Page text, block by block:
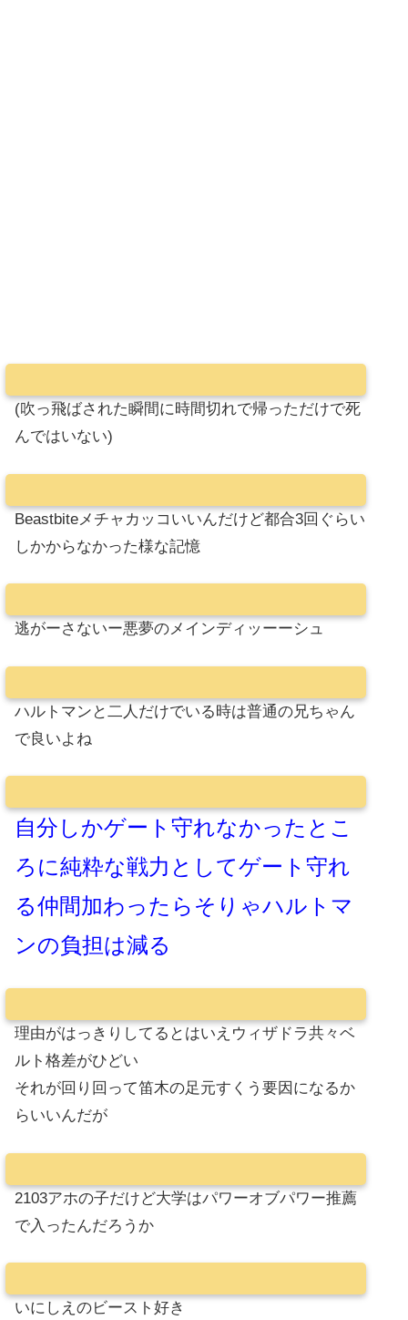
(吹っ飛ばされた瞬間に時間切れで帰っただけで死
んではいない)
Beastbiteメチャカッコいいんだけど都合3回ぐらい
しかからなかった様な記憶
逃がーさないー悪夢のメインディッーーシュ
ハルトマンと二人だけでいる時は普通の兄ちゃん
で良いよね
自分しかゲート守れなかったとこ
ろに純粋な戦力としてゲート守れ
る仲間加わったらそりゃハルトマ
ンの負担は減る
理由がはっきりしてるとはいえウィザドラ共々ベ
ルト格差がひどい
それが回り回って笛木の足元すくう要因になるか
らいいんだが
2103アホの子だけど大学はパワーオブパワー推薦
で入ったんだろうか
いにしえのビースト好き